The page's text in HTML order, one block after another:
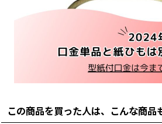
この商品を買った人は、こんな商品